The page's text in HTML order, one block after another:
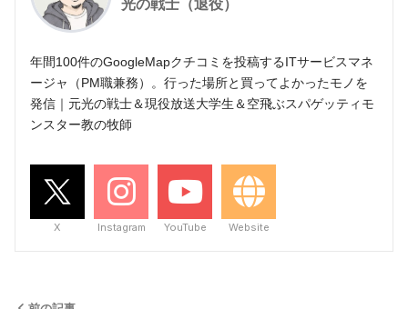
光の戦士（退役）
年間100件のGoogleMapクチコミを投稿するITサービスマネ
ージャ（PM職兼務）。行った場所と買ってよかったモノを
発信｜元光の戦士＆現役放送大学生＆空飛ぶスパゲッティモ
ンスター教の牧師
X Instagram YouTube Website